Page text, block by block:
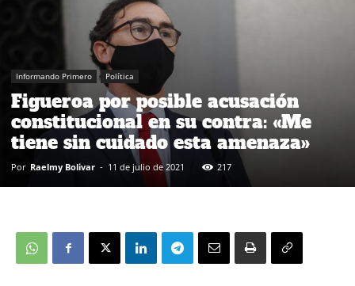
Informando Primero Política
Figueroa por posible acusación
constitucional en su contra: «Me
tiene sin cuidado esta amenaza»
Por Raelmy Bolivar - 11 de julio de 2021 217